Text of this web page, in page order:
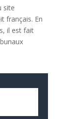
site
français. En
il est fait